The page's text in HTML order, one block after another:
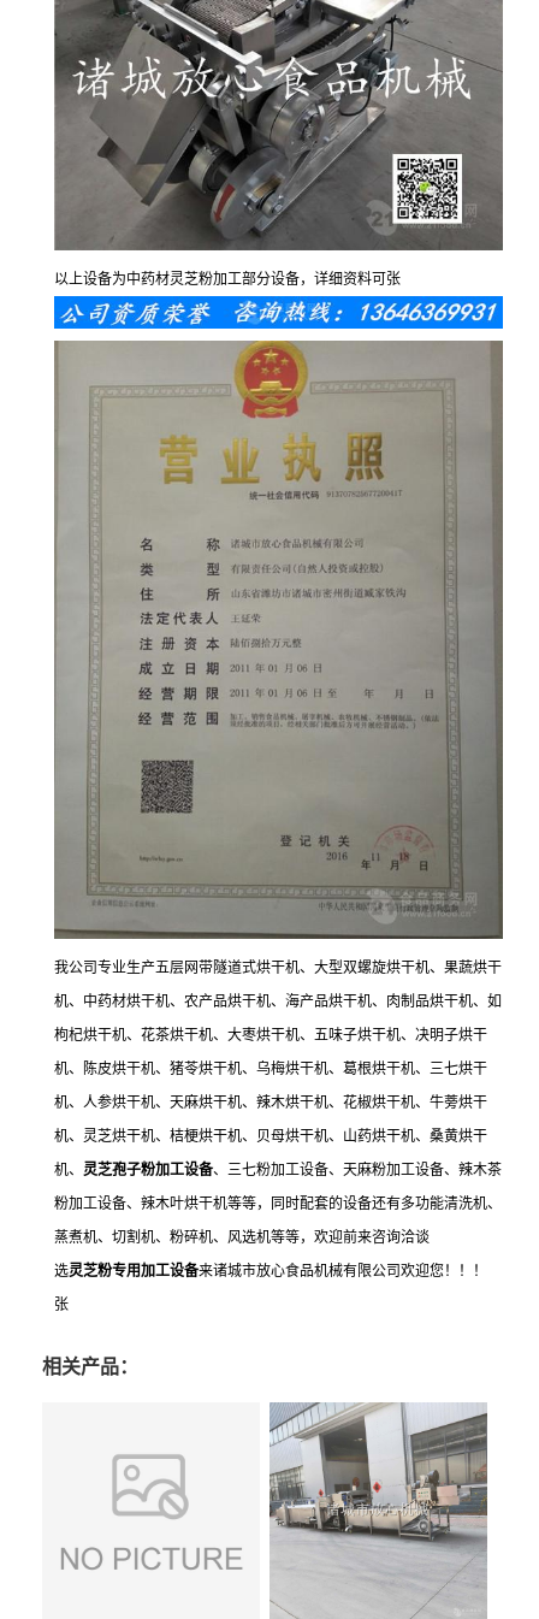
以上设备为中药材灵芝粉加工部分设备，详细资料可张
我公司专业生产五层网带隧道式烘干机、大型双螺旋烘干机、果蔬烘干
机、中药材烘干机、农产品烘干机、海产品烘干机、肉制品烘干机、如
枸杞烘干机、花茶烘干机、大枣烘干机、五味子烘干机、决明子烘干
机、陈皮烘干机、猪苓烘干机、乌梅烘干机、葛根烘干机、三七烘干
机、人参烘干机、天麻烘干机、辣木烘干机、花椒烘干机、牛蒡烘干
机、灵芝烘干机、桔梗烘干机、贝母烘干机、山药烘干机、桑黄烘干
机、 灵芝孢子粉加工设备、三七粉加工设备、天麻粉加工设备、辣木茶
粉加工设备、辣木叶烘干机等等，同时配套的设备还有多功能清洗机、
蒸煮机、切割机、粉碎机、风选机等等，欢迎前来咨询洽谈
选灵芝粉专用加工设备来诸城市放心食品机械有限公司欢迎您！！！
张
相关产品：